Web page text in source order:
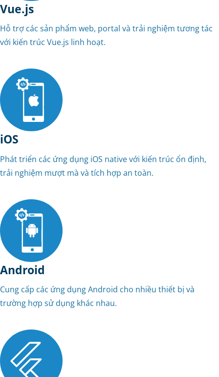
Vue.js
Hỗ trợ các sản phẩm web, portal và trải nghiệm tương tác
với kiến trúc Vue.js linh hoạt.
iOS
Phát triển các ứng dụng iOS native với kiến trúc ổn định,
trải nghiệm mượt mà và tích hợp an toàn.
Android
Cung cấp các ứng dụng Android cho nhiều thiết bị và
trường hợp sử dụng khác nhau.